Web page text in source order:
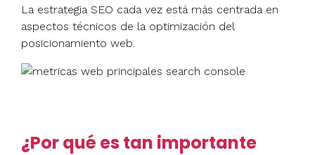
La estrategia SEO cada vez está más centrada en
aspectos técnicos de la optimización del
posicionamiento web.
¿Por qué es tan importante